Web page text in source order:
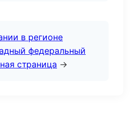
в регионе
федеральный
страница →